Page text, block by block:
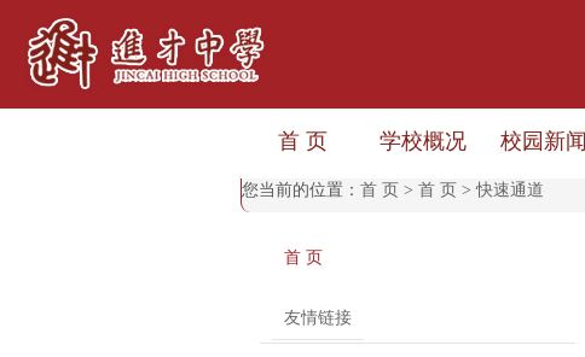
首 页 学校概况 校园新闻
您当前的位置： 首 页 > 首 页 >快速通道
首 页
友情链接